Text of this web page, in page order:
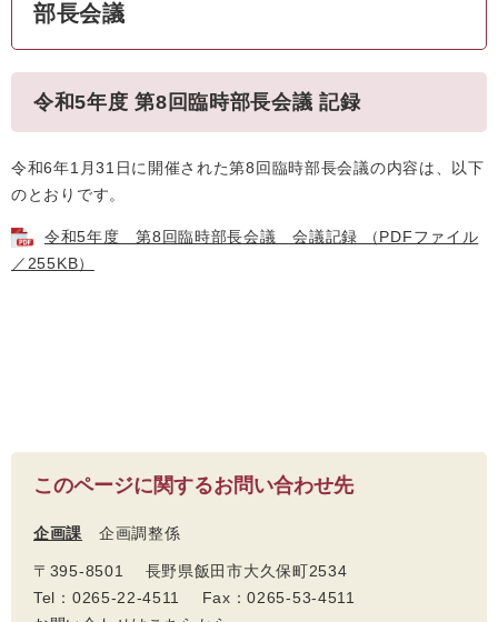
部長会議
令和5年度 第8回臨時部長会議 記録
令和6年1月31日に開催された第8回臨時部長会議の内容は、以下
のとおりです。
令和5年度 第8回臨時部長会議 会議記録 （PDFファイル
／255KB）
このページに関するお問い合わせ先
企画課 企画調整係
〒395-8501 長野県飯田市大久保町2534
Tel：0265-22-4511 Fax：0265-53-4511